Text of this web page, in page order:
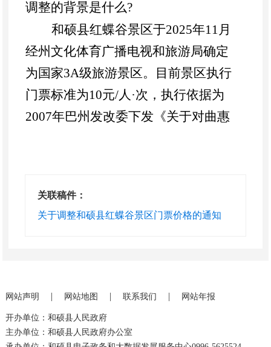
调整的背景是什么?
和硕县红蝶谷景区于2025年11月
经州文化体育广播电视和旅游局确定
为国家3A级旅游景区。目前景区执行
门票标准为10元/人 ·次，执行依据为
2007年巴州发改委下发《关于对曲惠
性成本，原门票已难以覆盖运营支
出。为保障景区长期稳定运营，持续
为广大游客提供优质旅游服务，推动
关联稿件：
关于调整和硕县红蝶谷景区门票价格的通知
网站声明 网站地图 联系我们 网站年报
开办单位：和硕县人民政府
主办单位：和硕县人民政府办公室